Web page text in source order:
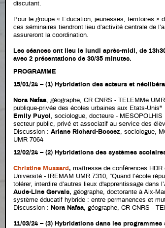
discutant.
Pour le groupe « Education, jeunesses, territoires »
ces séminaires tiendront lieu d’activité centrale de
assureront la coordination.
Les séances ont lieu le lundi après-midi, de
avec 2 présentations de 30/35 minutes.
PROGRAMME
15/01/24 –(1) Hybridation des acteurs et
Nora Nafaa, géographe, CR CNRS - TELEMMe
publique-privée des écoles urbaines aux Etats-Unis"
Emily Puyol , sociologue, docteure - MESOPOLHIS
secteur public, privé et associatif au service des
Discussion : Ariane Richard-Bossez, sociologue,
UMR 7064
12/02/24 – (2) Hybridations des systèmes
Christine Mussard, maîtresse de conférences
Université - IREMAM UMR 7310, “Quand l’école
tolérer, interdire d’autres lieux d'apprentissage dans
Aude-Line Gervais, géographe, doctorante à Aix-
système éducatif hybride : entre permanences et
Discussion : Nora Nafaa, géographe, CR CNRS -
11/03/24 –(3) Hybridations dans les